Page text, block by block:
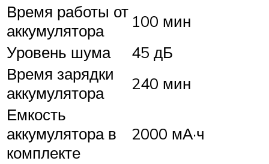
Время работы от
аккумулятора
100 мин
Уровень шума
45 дБ
Время зарядки
аккумулятора
240 мин
Емкость
аккумулятора в
комплекте
2000 мА·ч